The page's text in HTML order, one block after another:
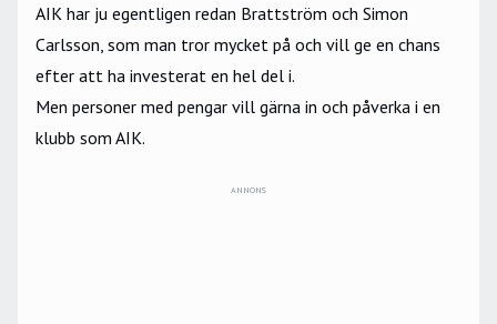
AIK har ju egentligen redan Brattström och Simon
Carlsson, som man tror mycket på och vill ge en chans
efter att ha investerat en hel del i.
Men personer med pengar vill gärna in och påverka i en
klubb som AIK.